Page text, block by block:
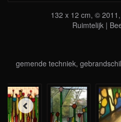
132 x 12 cm, ©
Ruimtelijk |
gemende techniek,